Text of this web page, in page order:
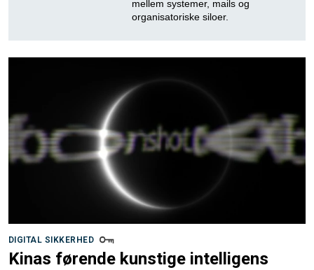
mellem systemer, mails og
organisatoriske siloer.
DIGITAL SIKKERHED
Kinas førende kunstige intelligens